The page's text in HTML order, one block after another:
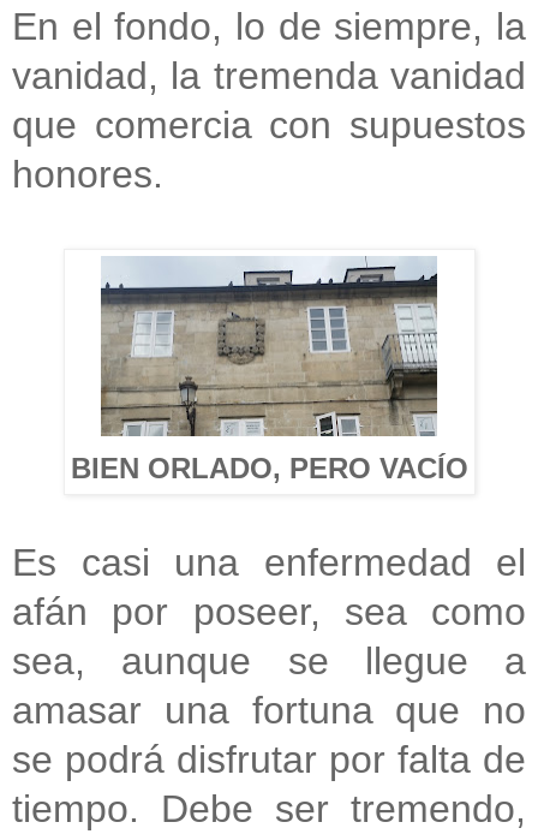
En el fondo, lo de siempre, la
vanidad, la tremenda vanidad
que comercia con supuestos
honores.
BIEN ORLADO, PERO VACÍO
Es casi una enfermedad el
afán por poseer, sea como
sea, aunque se llegue a
amasar una fortuna que no
se podrá disfrutar por falta de
tiempo. Debe ser tremendo,